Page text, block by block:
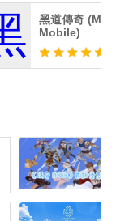
黑道傳奇
Mobile)